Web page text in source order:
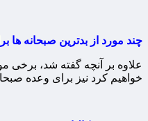
چند مورد از بدترین صبحانه ها
علاوه بر آنچه گفته شد، برخی
خواهیم کرد نیز برای وعده